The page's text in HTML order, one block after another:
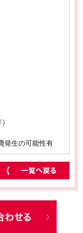
の可能性有